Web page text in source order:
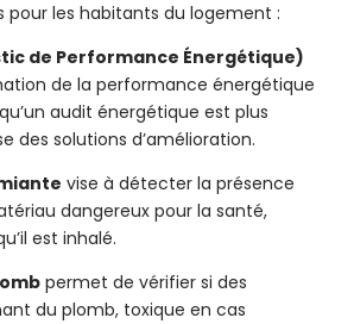
pour les habitants du logement :
de Performance Énergétique)
de la performance énergétique
audit énergétique est plus
des solutions d’amélioration.
vise à détecter la présence
dangereux pour la santé,
est inhalé.
permet de vérifier si des
du plomb, toxique en cas